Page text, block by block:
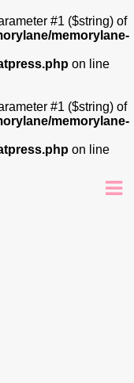
#1 ($string) of
memorylane-
on line
#1 ($string) of
memorylane-
on line